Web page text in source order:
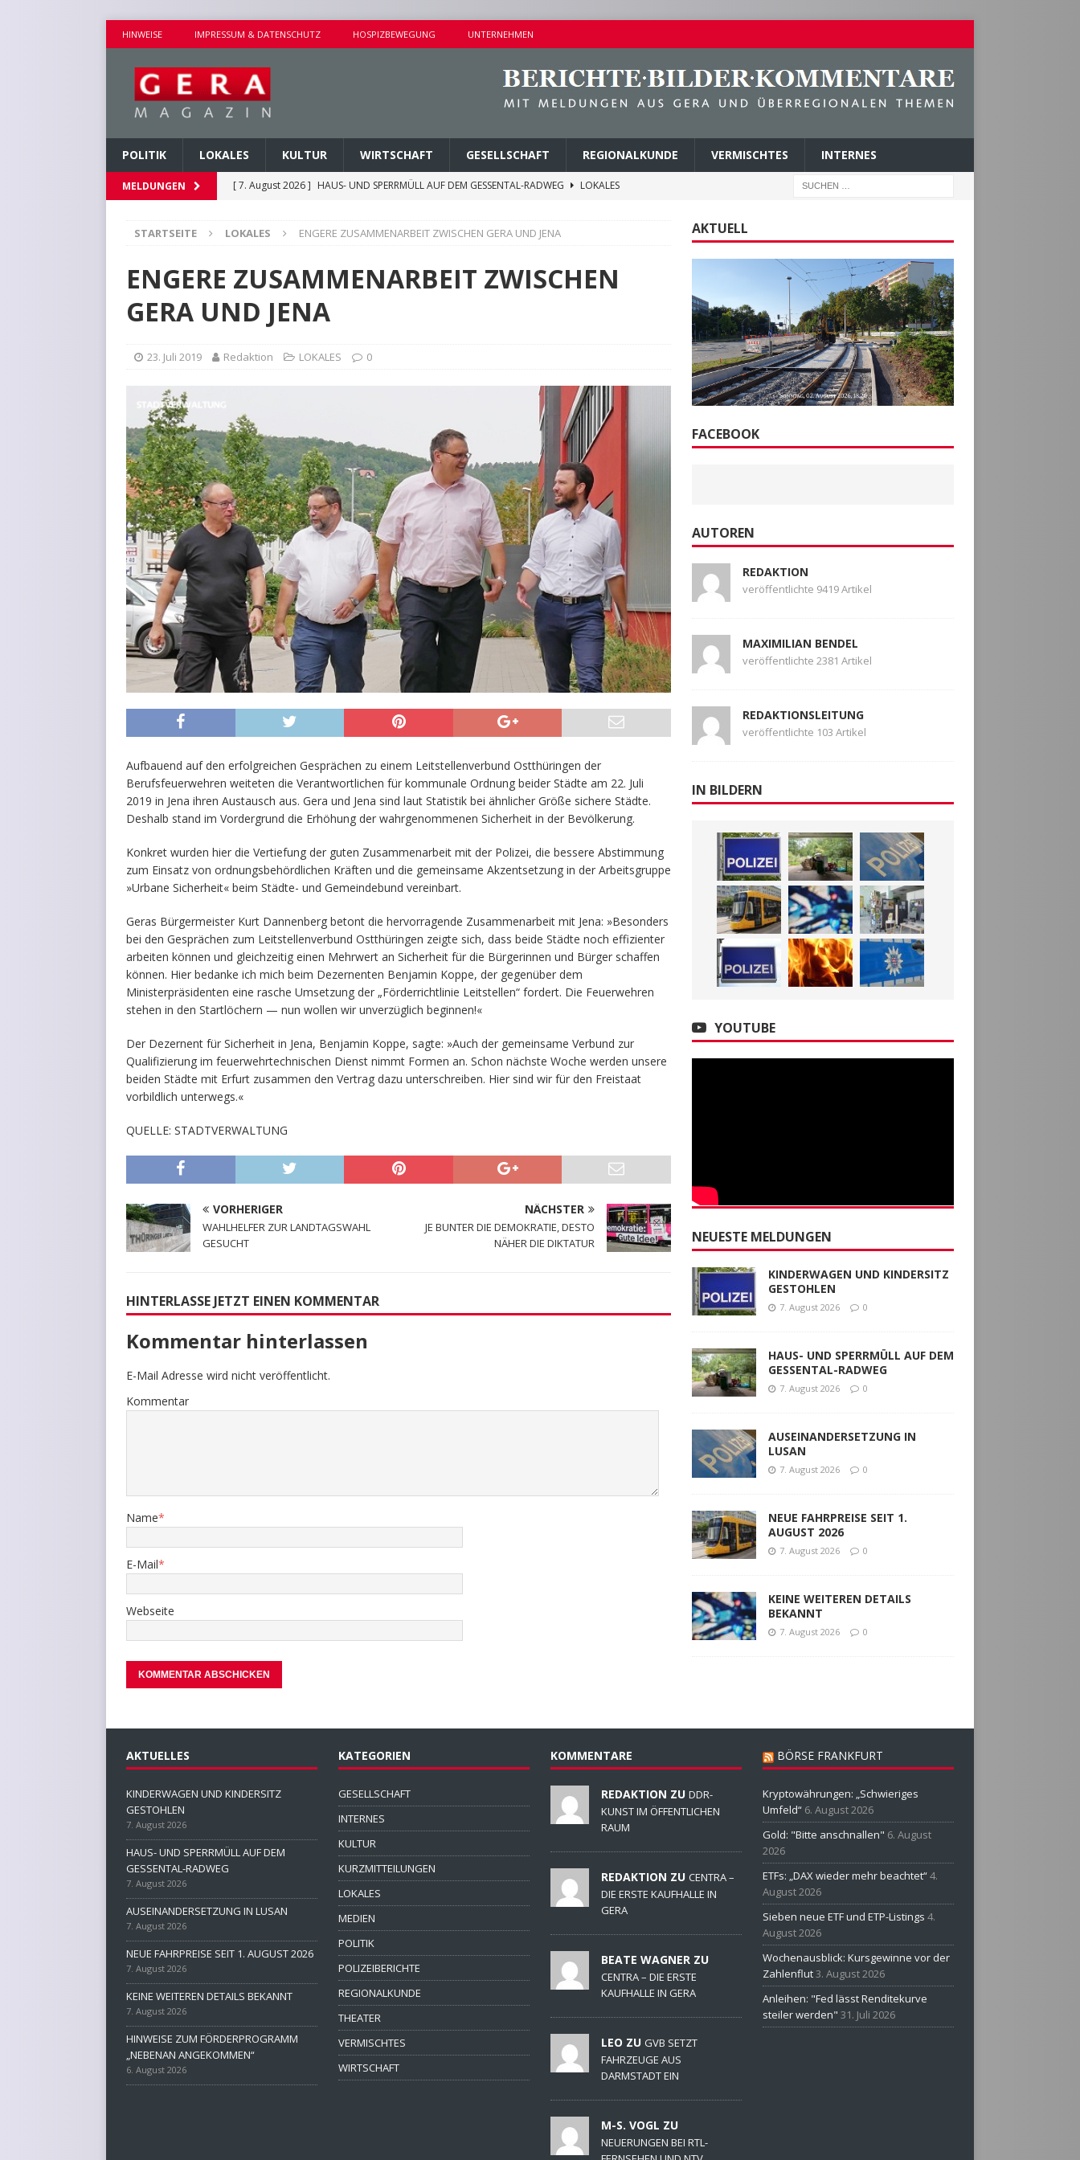
HINWEISE IMPRESSUM & DATENSCHUTZ HOSPIZBEWEGUNG UNTERNEHMEN
POLITIK LOKALES KULTUR WIRTSCHAFT GESELLSCHAFT REGIONALKUNDE VERMISCHTES INTERNES
MELDUNGEN [ 7. August 2026 ] HAUS- UND SPERRMÜLL AUF DEM GESSENTAL-RADWEG
LOKALES
[ 7. August 2026 ] NEUE FAHRPREISE SEIT 1. AUGUST 2026
LOKALES
[ 7. August 2026 ]
KEINE WEITEREN DETAILS BEKANNT
VERMISCHTES
STARTSEITE LOKALES ENGERE ZUSAMMENARBEIT ZWISCHEN GERA UND JENA
ENGERE ZUSAMMENARBEIT ZWISCHEN
GERA UND JENA
23. Juli 2019 Redaktion LOKALES 0
Aufbauend auf den erfolgreichen Gesprächen zu einem Leitstellenverbund Ostthüringen der
Berufsfeuerwehren weiteten die Verantwortlichen für kommunale Ordnung beider Städte am 22. Juli
2019 in Jena ihren Austausch aus. Gera und Jena sind laut Statistik bei ähnlicher Größe sichere Städte.
Deshalb stand im Vordergrund die Erhöhung der wahrgenommenen Sicherheit in der Bevölkerung.
Konkret wurden hier die Vertiefung der guten Zusammenarbeit mit der Polizei, die bessere Abstimmung
zum Einsatz von ordnungsbehördlichen Kräften und die gemeinsame Akzentsetzung in der Arbeitsgruppe
»Urbane Sicherheit« beim Städte- und Gemeindebund vereinbart.
Geras Bürgermeister Kurt Dannenberg betont die hervorragende Zusammenarbeit mit Jena: »Besonders
bei den Gesprächen zum Leitstellenverbund Ostthüringen zeigte sich, dass beide Städte noch effizienter
arbeiten können und gleichzeitig einen Mehrwert an Sicherheit für die Bürgerinnen und Bürger schaffen
können. Hier bedanke ich mich beim Dezernenten Benjamin Koppe, der gegenüber dem
Ministerpräsidenten eine rasche Umsetzung der „Förderrichtlinie Leitstellen“ fordert. Die Feuerwehren
stehen in den Startlöchern — nun wollen wir unverzüglich beginnen!«
Der Dezernent für Sicherheit in Jena, Benjamin Koppe, sagte: »Auch der gemeinsame Verbund zur
Qualifizierung im feuerwehrtechnischen Dienst nimmt Formen an. Schon nächste Woche werden unsere
beiden Städte mit Erfurt zusammen den Vertrag dazu unterschreiben. Hier sind wir für den Freistaat
vorbildlich unterwegs.«
QUELLE: STADTVERWALTUNG
VORHERIGER
WAHLHELFER ZUR LANDTAGSWAHL
GESUCHT
NÄCHSTER
JE BUNTER DIE DEMOKRATIE, DESTO
NÄHER DIE DIKTATUR
HINTERLASSE JETZT EINEN KOMMENTAR
Kommentar hinterlassen
E-Mail Adresse wird nicht veröffentlicht.
Kommentar
Name*
E-Mail*
Webseite
AKTUELL
FACEBOOK
AUTOREN
REDAKTION
veröffentlichte 9419 Artikel
MAXIMILIAN BENDEL
veröffentlichte 2381 Artikel
REDAKTIONSLEITUNG
veröffentlichte 103 Artikel
IN BILDERN
YOUTUBE
NEUESTE MELDUNGEN
KINDERWAGEN UND KINDERSITZ
GESTOHLEN
7. August 2026 0
HAUS- UND SPERRMÜLL AUF DEM
GESSENTAL-RADWEG
7. August 2026 0
AUSEINANDERSETZUNG IN
LUSAN
7. August 2026 0
NEUE FAHRPREISE SEIT 1.
AUGUST 2026
7. August 2026 0
KEINE WEITEREN DETAILS
BEKANNT
7. August 2026 0
AKTUELLES
KINDERWAGEN UND KINDERSITZ
GESTOHLEN
7. August 2026
HAUS- UND SPERRMÜLL AUF DEM
GESSENTAL-RADWEG
7. August 2026
AUSEINANDERSETZUNG IN LUSAN
7. August 2026
NEUE FAHRPREISE SEIT 1. AUGUST 2026
7. August 2026
KEINE WEITEREN DETAILS BEKANNT
7. August 2026
HINWEISE ZUM FÖRDERPROGRAMM
„NEBENAN ANGEKOMMEN“
6. August 2026
KATEGORIEN
GESELLSCHAFT
INTERNES
KULTUR
KURZMITTEILUNGEN
LOKALES
MEDIEN
POLITIK
POLIZEIBERICHTE
REGIONALKUNDE
THEATER
VERMISCHTES
WIRTSCHAFT
KOMMENTARE
REDAKTION ZU DDR-
KUNST IM ÖFFENTLICHEN
RAUM
REDAKTION ZU CENTRA –
DIE ERSTE KAUFHALLE IN
GERA
BEATE WAGNER ZU
CENTRA – DIE ERSTE
KAUFHALLE IN GERA
LEO ZU GVB SETZT
FAHRZEUGE AUS
DARMSTADT EIN
M-S. VOGL ZU
NEUERUNGEN BEI RTL-
BÖRSE FRANKFURT
Kryptowährungen: „Schwieriges
Umfeld“ 6. August 2026
Gold: "Bitte anschnallen" 6. August
2026
ETFs: „DAX wieder mehr beachtet“4.
August 2026
Sieben neue ETF und ETP-Listings 4.
August 2026
Wochenausblick: Kursgewinne vor der
Zahlenflut3. August 2026
Anleihen: "Fed lässt Renditekurve
steiler werden" 31. Juli 2026